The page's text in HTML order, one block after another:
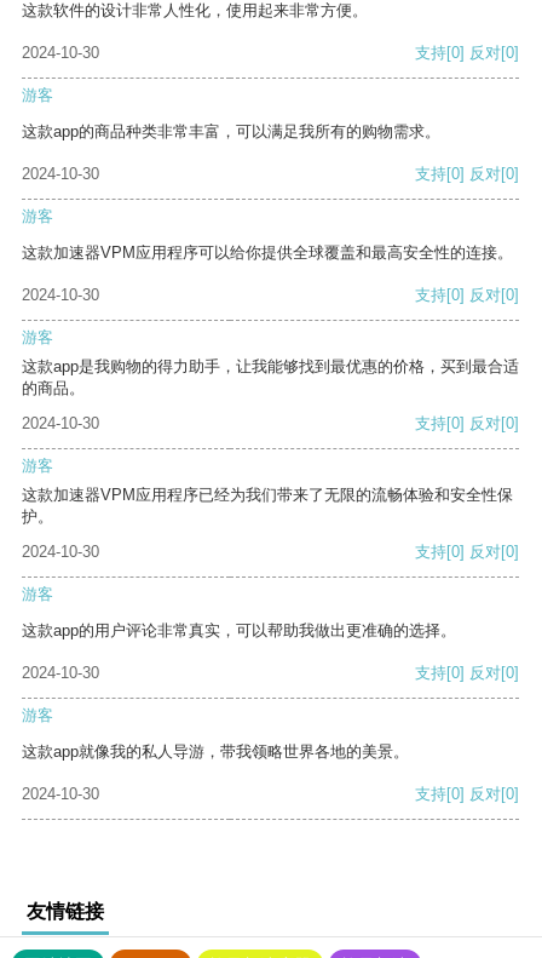
这款软件的设计非常人性化，使用起来非常方便。
2024-10-30 支持[0] 反对[0]
游客
这款app的商品种类非常丰富，可以满足我所有的购物需求。
2024-10-30 支持[0] 反对[0]
游客
这款加速器VPM应用程序可以给你提供全球覆盖和最高安全性的连接。
2024-10-30 支持[0] 反对[0]
游客
这款app是我购物的得力助手，让我能够找到最优惠的价格，买到最合适
的商品。
2024-10-30
支持[0] 反对[0]
游客
这款加速器VPM应用程序已经为我们带来了无限的流畅体验和安全性保
护。
2024-10-30
支持[0] 反对[0]
游客
这款app的用户评论非常真实，可以帮助我做出更准确的选择。
2024-10-30 支持[0] 反对[0]
游客
这款app就像我的私人导游，带我领略世界各地的美景。
2024-10-30 支持[0] 反对[0]
友情链接